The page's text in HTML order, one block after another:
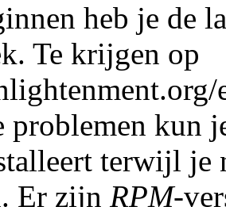
heb je de
Te krijgen op
problemen kun
terwijl je
Er zijn RPM-